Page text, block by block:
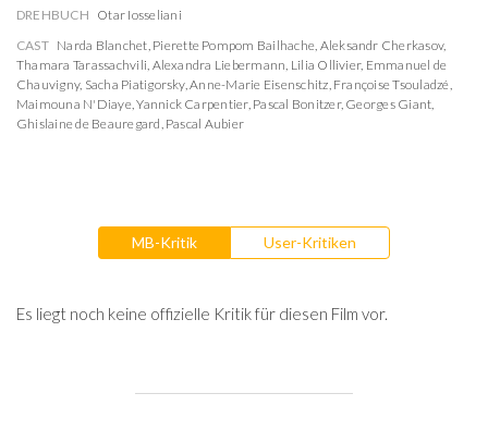
DREHBUCH Otar Iosseliani
CAST Narda Blanchet, Pierette Pompom Bailhache, Aleksandr Cherkasov,
Thamara Tarassachvili, Alexandra Liebermann, Lilia Ollivier, Emmanuel de
Chauvigny, Sacha Piatigorsky,Anne-Marie Eisenschitz, Françoise Tsouladzé,
Maimouna N'Diaye,Yannick Carpentier, Pascal Bonitzer, Georges Giant,
Ghislaine de Beauregard, Pascal Aubier
MB-Kritik User-Kritiken
Es liegt noch keine offizielle Kritik für diesen Film vor.